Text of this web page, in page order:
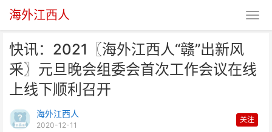
海外江西人
快讯：2021〖海外江西人“赣”出新风
釆〗元旦晚会组委会首次工作会议在线
上线下顺利召开
海外江西人
2020-12-11
关注